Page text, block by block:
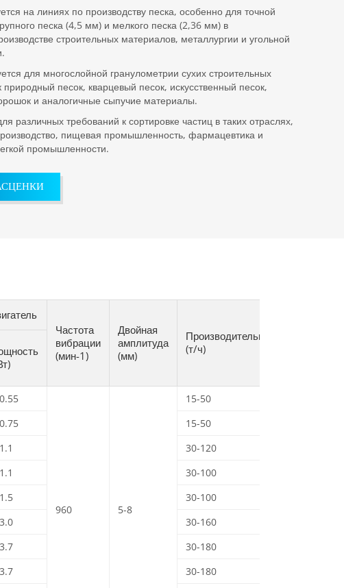
на линиях по производству песка, особенно для точной
песка (4,5 мм) и мелкого песка (2,36 мм) в
строительных материалов, металлургии и угольной
для многослойной гранулометрии сухих строительных
природный песок, кварцевый песок, искусственный песок,
и аналогичные сыпучие материалы.
различных требований к сортировке частиц в таких отраслях,
пищевая промышленность, фармацевтика и
промышленности.
Частота
вибрации
(мин-1)
Двойная
амплитуда
(мм)
Производительность
(т/ч)
960 5-8
15-50
15-50
30-120
30-100
30-100
30-160
30-180
30-180